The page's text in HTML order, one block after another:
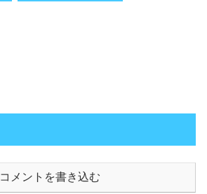
コメントを書き込む